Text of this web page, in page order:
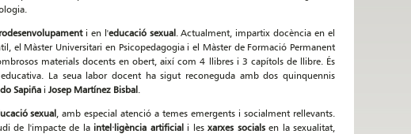
i en l'educació sexual. Actualment, impartix docència en el
el Màster Universitari en Psicopedagogia i el Màster de Formació Permanent
materials docents en obert, així com 4 llibres i 3 capítols de llibre. És
La seua labor docent ha sigut reconeguda amb dos quinquennis
Sapiña i Josep Martínez Bisbal.
sexual, amb especial atenció a temes emergents i socialment rellevants.
de l'impacte de la intel·ligència artificiali lesxarxes socialsen la sexualitat,